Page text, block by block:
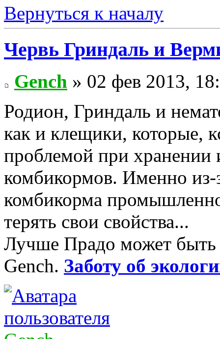
Вернуться к началу
Червь Гриндаль и
Gench » 02 фев 2013,
Родион, Гриндаль и
как и клещики, которые,
проблемой при хранении
комбикормов. Именно из-
комбикорма
терять свои свойства...
Лучше Прадо может
Gench. Заботу об